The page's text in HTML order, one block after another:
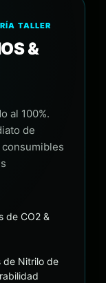
TALLER
&
al 100%.
de
de CO2 &
de Nitrilo de